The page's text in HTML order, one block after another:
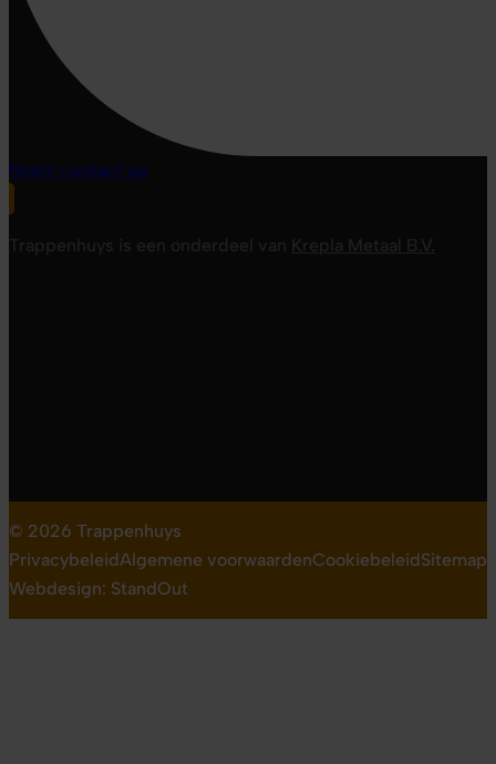
Neem contact op
© 2026 Trappenhuys
PrivacybeleidAlgemene voorwaardenCookiebeleidSitemap
Webdesign: StandOut